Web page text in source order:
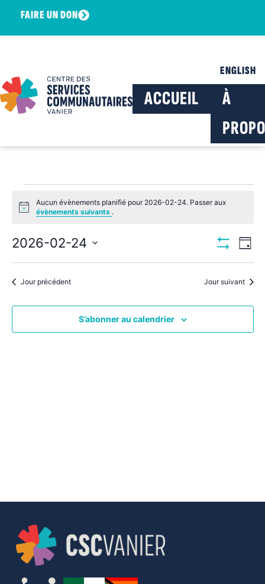
FAIRE UN DON
ENGLISH
ACCUEIL
À
Notice
Aucun évènements planifié pour 2026-02-24. Passer aux
évènements suivants .
parde
Jour
2026-02-24
une
date.Jour précédent Jour suivant
S’abonner au calendrier